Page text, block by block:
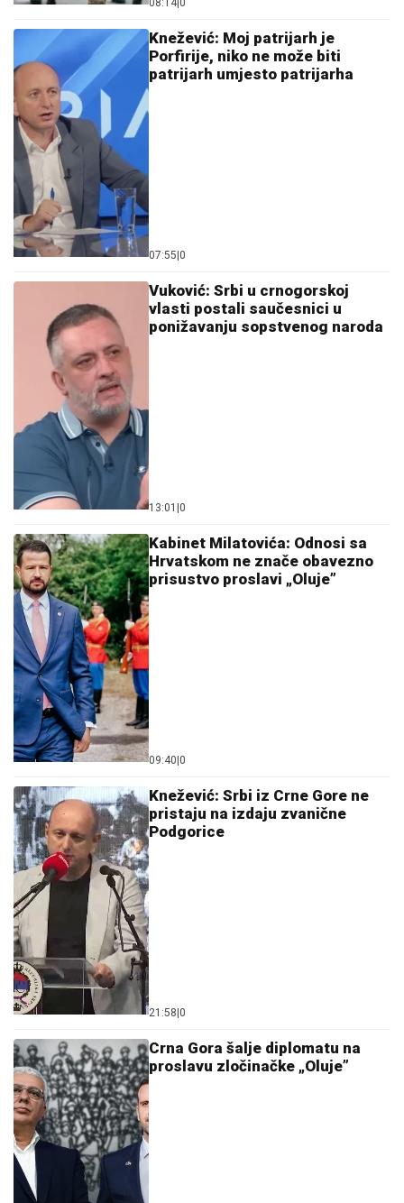
08:14 0
Knežević: Moj patrijarh je
Porfirije, niko ne može biti
patrijarh umjesto patrijarha
07:55 0
Vuković: Srbi u crnogorskoj
vlasti postali saučesnici u
ponižavanju sopstvenog naroda
13:01 0
Kabinet Milatovića: Odnosi sa
Hrvatskom ne znače obavezno
prisustvo proslavi „Oluje”
09:40 0
Knežević: Srbi iz Crne Gore ne
pristaju na izdaju zvanične
Podgorice
21:58 0
Crna Gora šalje diplomatu na
proslavu zločinačke „Oluje”